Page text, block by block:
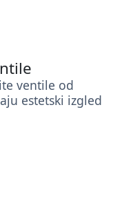
ventile od
estetski izgled